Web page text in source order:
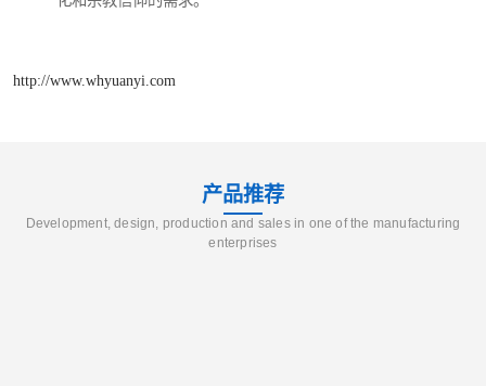
http://www.whyuanyi.com
产品推荐
Development, design, production and sales in one of the manufacturing
enterprises